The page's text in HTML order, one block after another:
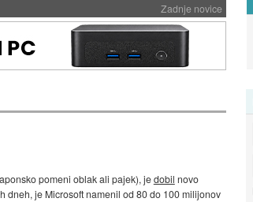
Zadnje novice
pomeni oblak ali pajek), jedobil novo
dneh, je Microsoft namenil od 80 do 100 milijonov